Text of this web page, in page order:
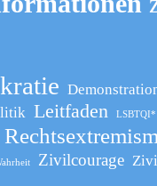
Leitfaden LSBTQI*
Zivilcourage